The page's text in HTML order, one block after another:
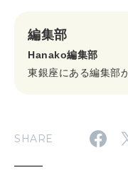
編集部
Hanako編集部
東銀座にある編集部
SHARE